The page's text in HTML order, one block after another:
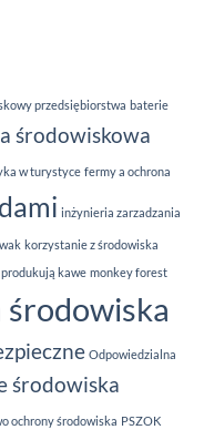
przedsiębiorstwa baterie
środowiskowa
w turystyce fermy a ochrona
inżynieria zarzadzania
korzystanie z środowiska
kawe monkey forest
Odpowiedzialna
środowiska
ochrony środowiska PSZOK